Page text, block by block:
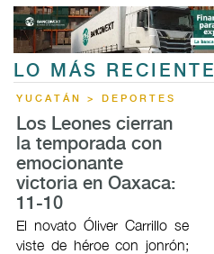
LO MÁS RECIENTE
YUCATÁN > DEPORTES
Los Leones cierran
la temporada con
emocionante
victoria en Oaxaca:
11-10
El novato Óliver Carrillo se
viste de héroe con jonrón;